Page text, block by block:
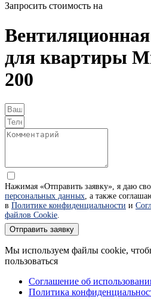
Запросить стоимость на
для квартиры
200
Нажимая «Отправить заявку», я даю
персональных данных , а также
в Политике конфиденциальности и
файлов Cookie
Отправить заявку
Мы используем файлы cookie,
пользоваться
Соглашение об
Политика